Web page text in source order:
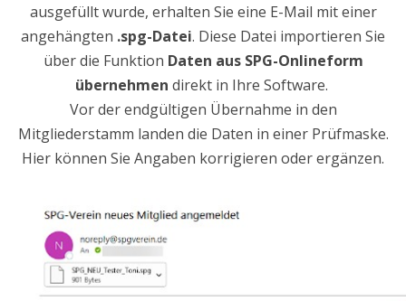
ausgefüllt wurde, erhalten Sie eine E-Mail mit einer
angehängten .spg-Datei. Diese Datei importieren Sie
über die Funktion Daten aus SPG-Onlineform
übernehmen direkt in Ihre Software.
Vor der endgültigen Übernahme in den
Mitgliederstamm landen die Daten in einer Prüfmaske.
Hier können Sie Angaben korrigieren oder ergänzen.